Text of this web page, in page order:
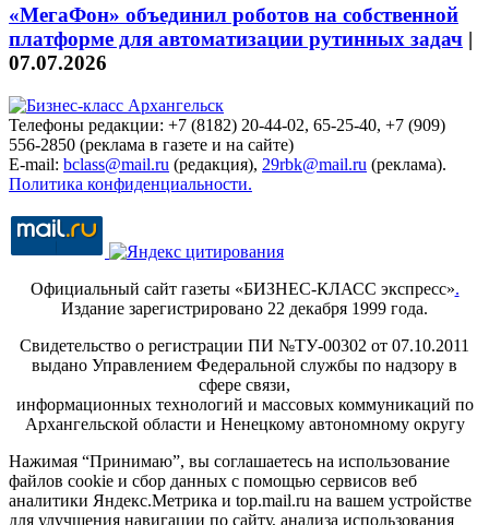
«МегаФон» объединил роботов на собственной
платформе для автоматизации рутинных задач |
07.07.2026
Телефоны редакции: +7 (8182) 20-44-02, 65-25-40, +7 (909)
556-2850 (реклама в газете и на сайте)
E-mail: bclass@mail.ru (редакция), 29rbk@mail.ru (реклама).
Политика конфиденциальности.
Официальный сайт газеты «БИЗНЕС-КЛАСС экспресс».
Издание зарегистрировано 22 декабря 1999 года.
Свидетельство о регистрации ПИ №ТУ-00302 от 07.10.2011
выдано Управлением Федеральной службы по надзору в
сфере связи,
информационных технологий и массовых коммуникаций по
Архангельской области и Ненецкому автономному округу
Нажимая “Принимаю”, вы соглашаетесь на использование
файлов cookie и сбор данных с помощью сервисов веб
аналитики Яндекс.Метрика и top.mail.ru на вашем устройстве
для улучшения навигации по сайту, анализа использования